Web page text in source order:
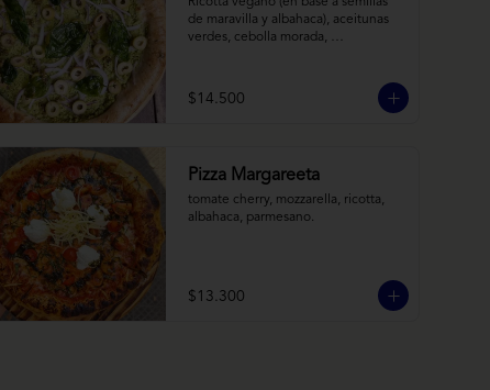
de maravilla y albahaca), aceitunas
verdes, cebolla morada,
$14.500
Pizza Margareeta
tomate cherry, mozzarella, ricotta,
albahaca, parmesano.
$13.300